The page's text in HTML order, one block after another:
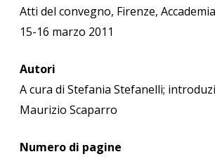
Atti del convegno, Firenze,
15-16 marzo 2011
Autori
A cura di Stefania Stefanelli;
Maurizio Scaparro
Numero di pagine